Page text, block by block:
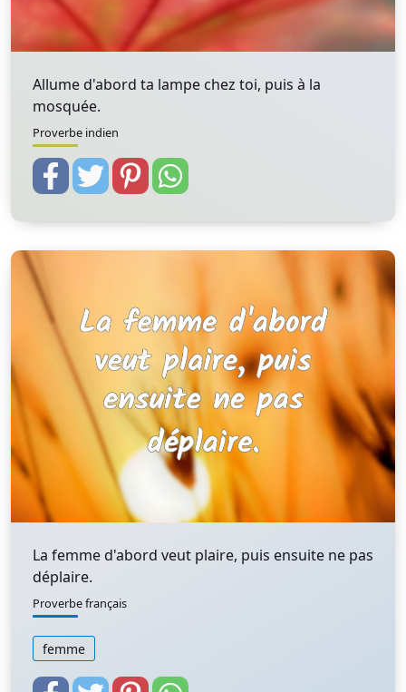
Allume d'abord ta lampe chez toi, puis à la
mosquée.
Proverbe indien
La femme d'abord veut plaire, puis ensuite ne pas
déplaire.
Proverbe français
femme